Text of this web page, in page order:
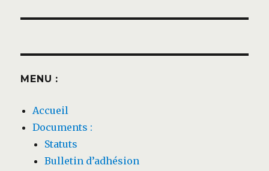
MENU :
Accueil
Documents :
Statuts
Bulletin d’adhésion